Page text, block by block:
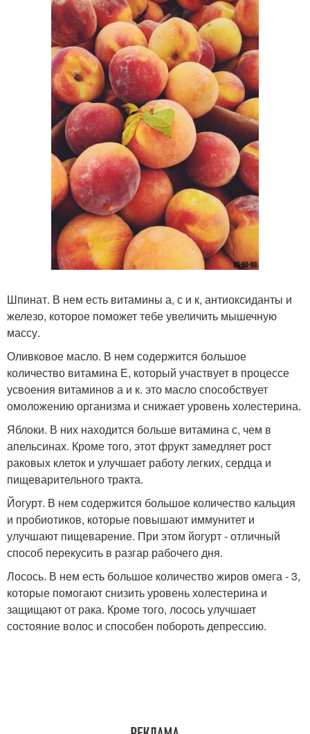
Шпинат. В нем есть витамины а, с и к, антиоксиданты и
железо, которое поможет тебе увеличить мышечную
массу.
Оливковое масло. В нем содержится большое
количество витамина Е, который участвует в процессе
усвоения витаминов а и к. это масло способствует
омоложению организма и снижает уровень холестерина.
Яблоки. В них находится больше витамина с, чем в
апельсинах. Кроме того, этот фрукт замедляет рост
раковых клеток и улучшает работу легких, сердца и
пищеварительного тракта.
Йогурт. В нем содержится большое количество кальция
и пробиотиков, которые повышают иммунитет и
улучшают пищеварение. При этом йогурт - отличный
способ перекусить в разгар рабочего дня.
Лосось. В нем есть большое количество жиров омега - 3,
которые помогают снизить уровень холестерина и
защищают от рака. Кроме того, лосось улучшает
состояние волос и способен побороть депрессию.